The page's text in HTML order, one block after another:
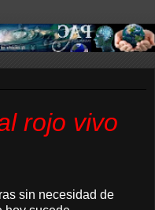
rojo vivo
sin necesidad de